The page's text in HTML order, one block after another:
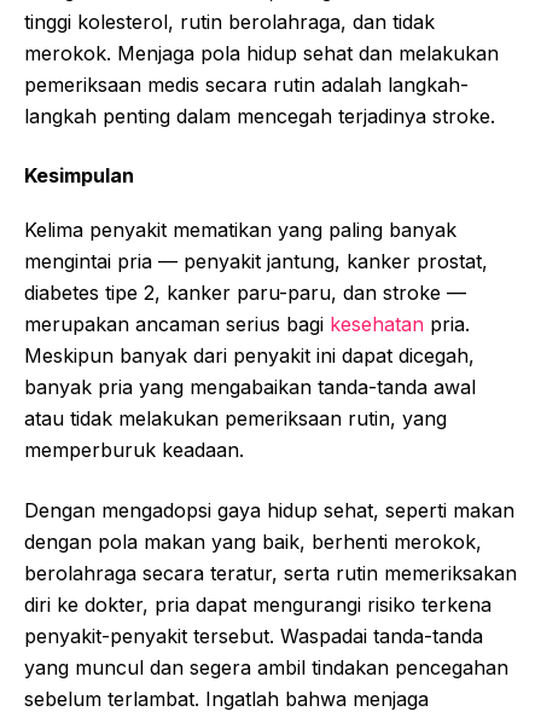
tinggi kolesterol, rutin berolahraga, dan tidak
merokok. Menjaga pola hidup sehat dan melakukan
pemeriksaan medis secara rutin adalah langkah-
langkah penting dalam mencegah terjadinya stroke.
Kesimpulan
Kelima penyakit mematikan yang paling banyak
mengintai pria — penyakit jantung, kanker prostat,
diabetes tipe 2, kanker paru-paru, dan stroke —
merupakan ancaman serius bagi kesehatan pria.
Meskipun banyak dari penyakit ini dapat dicegah,
banyak pria yang mengabaikan tanda-tanda awal
atau tidak melakukan pemeriksaan rutin, yang
memperburuk keadaan.
Dengan mengadopsi gaya hidup sehat, seperti makan
dengan pola makan yang baik, berhenti merokok,
berolahraga secara teratur, serta rutin memeriksakan
diri ke dokter, pria dapat mengurangi risiko terkena
penyakit-penyakit tersebut. Waspadai tanda-tanda
yang muncul dan segera ambil tindakan pencegahan
sebelum terlambat. Ingatlah bahwa menjaga